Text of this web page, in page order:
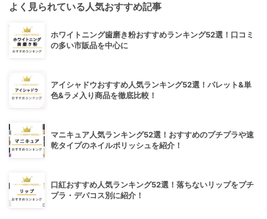
よく見られている人気おすすめ記事
ホワイトニング歯磨き粉おすすめランキング52選！口コミ
の多い市販品を中心に
アイシャドウおすすめ人気ランキング52選！パレット&単
色&ラメ入り商品を徹底比較！
マニキュア人気ランキング52選！おすすめのプチプラや速
乾タイプのネイルポリッシュを紹介！
口紅おすすめ人気ランキング52選！落ちないリップをプチ
プラ・デパコス別に紹介！